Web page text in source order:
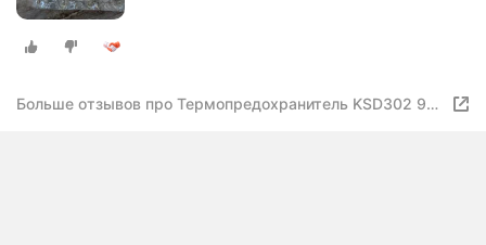
Больше отзывов про Термопредохранитель KSD302 93